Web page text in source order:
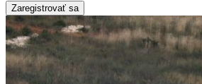
Zaregistrovať sa